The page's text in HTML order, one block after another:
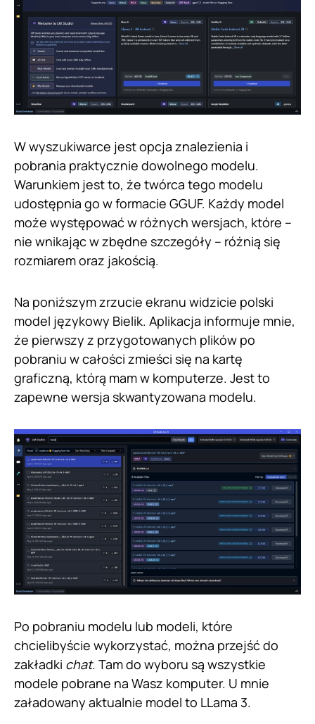
W wyszukiwarce jest opcja znalezienia i
pobrania praktycznie dowolnego modelu.
Warunkiem jest to, że twórca tego modelu
udostępnia go w formacie GGUF. Każdy model
może występować w różnych wersjach, które –
nie wnikając w zbędne szczegóły – różnią się
rozmiarem oraz jakością.
Na poniższym zrzucie ekranu widzicie polski
model językowy Bielik. Aplikacja informuje mnie,
że pierwszy z przygotowanych plików po
pobraniu w całości zmieści się na kartę
graficzną, którą mam w komputerze. Jest to
zapewne wersja skwantyzowana modelu.
Po pobraniu modelu lub modeli, które
chcielibyście wykorzystać, można przejść do
zakładki chat. Tam do wyboru są wszystkie
modele pobrane na Wasz komputer. U mnie
załadowany aktualnie model to LLama 3.